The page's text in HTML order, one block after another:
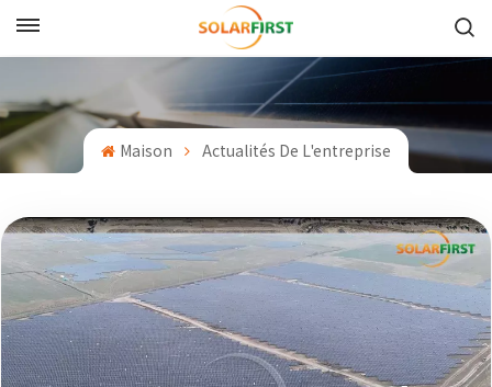
English
Français
Deutsch
中文
Русский
Español
Maison Actualités De L'entreprise